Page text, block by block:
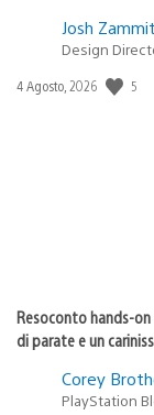
Josh Zammit
Design
Data
4 Agosto, 2026 5
Resoconto hands-
di parate e un
Corey
PlayStation